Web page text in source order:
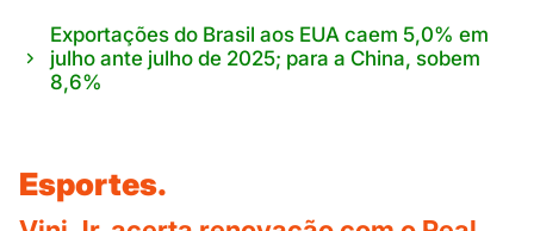
Exportações do Brasil aos EUA caem 5,0% em
julho ante julho de 2025; para a China, sobem
8,6%
Esportes.